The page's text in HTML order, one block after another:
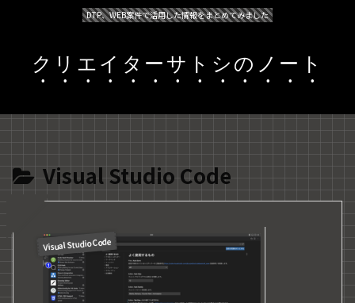
DTP、WEB案件で活用した情報をまとめてみました
クリエイターサトシのノート
Visual Studio Code
Visual Studio Code